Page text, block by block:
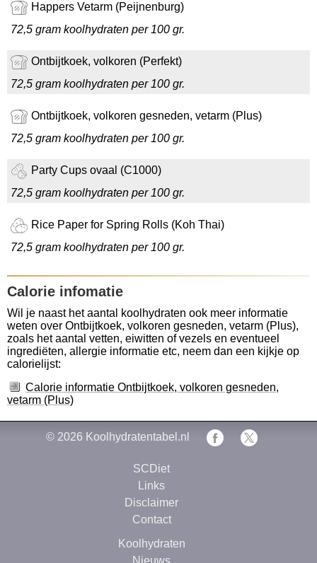
Happers Vetarm (Peijnenburg)
72,5 gram koolhydraten per 100 gr.
Ontbijtkoek, volkoren (Perfekt)
72,5 gram koolhydraten per 100 gr.
Ontbijtkoek, volkoren gesneden, vetarm (Plus)
72,5 gram koolhydraten per 100 gr.
Party Cups ovaal (C1000)
72,5 gram koolhydraten per 100 gr.
Rice Paper for Spring Rolls (Koh Thai)
72,5 gram koolhydraten per 100 gr.
Calorie infomatie
Wil je naast het aantal koolhydraten ook meer informatie
weten over Ontbijtkoek, volkoren gesneden, vetarm (Plus),
zoals het aantal vetten, eiwitten of vezels en eventueel
ingrediëten, allergie informatie etc, neem dan een kijkje op
calorielijst:
Calorie informatie Ontbijtkoek, volkoren gesneden,
vetarm (Plus)
© 2026 Koolhydratentabel.nl
SCDiet
Links
Disclaimer
Contact
Koolhydraten
Nieuws